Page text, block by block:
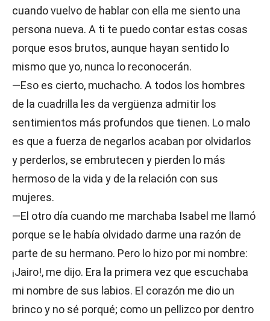
cuando vuelvo de hablar con ella me siento una
persona nueva. A ti te puedo contar estas cosas
porque esos brutos, aunque hayan sentido lo
mismo que yo, nunca lo reconocerán.
—Eso es cierto, muchacho. A todos los hombres
de la cuadrilla les da vergüenza admitir los
sentimientos más profundos que tienen. Lo malo
es que a fuerza de negarlos acaban por olvidarlos
y perderlos, se embrutecen y pierden lo más
hermoso de la vida y de la relación con sus
mujeres.
—El otro día cuando me marchaba Isabel me llamó
porque se le había olvidado darme una razón de
parte de su hermano. Pero lo hizo por mi nombre:
¡Jairo!, me dijo. Era la primera vez que escuchaba
mi nombre de sus labios. El corazón me dio un
brinco y no sé porqué; como un pellizco por dentro